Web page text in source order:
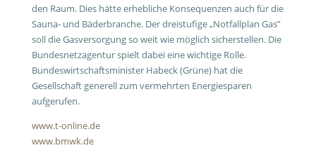
den Raum. Dies hätte erhebliche Konsequenzen auch für die
Sauna- und Bäderbranche. Der dreistufige „Notfallplan Gas”
soll die Gasversorgung so weit wie möglich sicherstellen. Die
Bundesnetzagentur spielt dabei eine wichtige Rolle.
Bundeswirtschaftsminister Habeck (Grüne) hat die
Gesellschaft generell zum vermehrten Energiesparen
aufgerufen.
www.t-online.de
www.bmwk.de